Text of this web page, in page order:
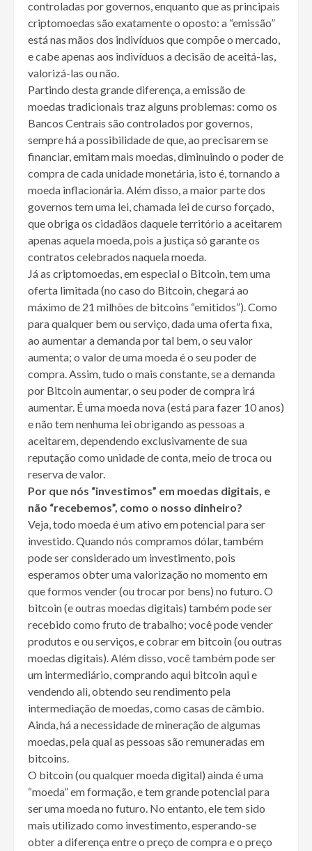
controladas por governos, enquanto que as principais
criptomoedas são exatamente o oposto: a “emissão”
está nas mãos dos indivíduos que compõe o mercado,
e cabe apenas aos indivíduos a decisão de aceitá-las,
valorizá-las ou não.
Partindo desta grande diferença, a emissão de
moedas tradicionais traz alguns problemas: como os
Bancos Centrais são controlados por governos,
sempre há a possibilidade de que, ao precisarem se
financiar, emitam mais moedas, diminuindo o poder de
compra de cada unidade monetária, isto é, tornando a
moeda inflacionária. Além disso, a maior parte dos
governos tem uma lei, chamada lei de curso forçado,
que obriga os cidadãos daquele território a aceitarem
apenas aquela moeda, pois a justiça só garante os
contratos celebrados naquela moeda.
Já as criptomoedas, em especial o Bitcoin, tem uma
oferta limitada (no caso do Bitcoin, chegará ao
máximo de 21 milhões de bitcoins “emitidos”). Como
para qualquer bem ou serviço, dada uma oferta fixa,
ao aumentar a demanda por tal bem, o seu valor
aumenta; o valor de uma moeda é o seu poder de
compra. Assim, tudo o mais constante, se a demanda
por Bitcoin aumentar, o seu poder de compra irá
aumentar. É uma moeda nova (está para fazer 10 anos)
e não tem nenhuma lei obrigando as pessoas a
aceitarem, dependendo exclusivamente de sua
reputação como unidade de conta, meio de troca ou
reserva de valor.
Por que nós “investimos” em moedas digitais, e
não “recebemos”, como o nosso dinheiro?
Veja, todo moeda é um ativo em potencial para ser
investido. Quando nós compramos dólar, também
pode ser considerado um investimento, pois
esperamos obter uma valorização no momento em
que formos vender (ou trocar por bens) no futuro. O
bitcoin (e outras moedas digitais) também pode ser
recebido como fruto de trabalho; você pode vender
produtos e ou serviços, e cobrar em bitcoin (ou outras
moedas digitais). Além disso, você também pode ser
um intermediário, comprando aqui bitcoin aqui e
vendendo ali, obtendo seu rendimento pela
intermediação de moedas, como casas de câmbio.
Ainda, há a necessidade de mineração de algumas
moedas, pela qual as pessoas são remuneradas em
bitcoins.
O bitcoin (ou qualquer moeda digital) ainda é uma
“moeda” em formação, e tem grande potencial para
ser uma moeda no futuro. No entanto, ele tem sido
mais utilizado como investimento, esperando-se
obter a diferença entre o preço de compra e o preço